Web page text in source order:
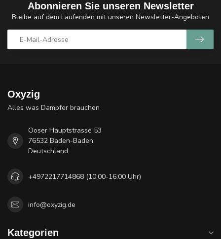
Abonnieren Sie unseren Newsletter
Bleibe auf dem Laufenden mit unseren Newsletter-Angeboten
Oxyzig
Alles was Dampfer brauchen
Ooser Hauptstrasse 53
76532 Baden-Baden
Deutschland
+4972217714868 (10:00-16:00 Uhr)
info@oxyzig.de
Kategorien